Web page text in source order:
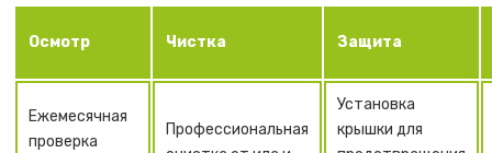
Осмотр Чистка Защита
Ежемесячная
проверка
Профессиональная
Установка
крышки для